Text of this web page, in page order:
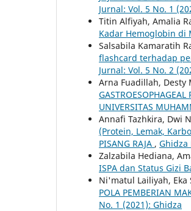
Jurnal: Vol. 5 No. 1
Titin Alfiyah, Amalia
Kadar Hemoglobin di
Salsabila Kamaratih
flashcard terhadap
Jurnal: Vol. 5 No. 2
Arna Fuadillah,
UNIVERSITAS
Annafi Tazhkira, Dwi
(Protein, Lemak,
PISANG RAJA , Ghidza
Zalzabila Hediana,
ISPA dan Status Gizi
Ni'matul Lailiyah,
POLA PEMBERIAN
No. 1 (2021): Ghidza